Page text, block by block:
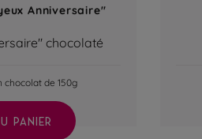
Anniversaire"
chocolaté
chocolat de 150g
PANIER